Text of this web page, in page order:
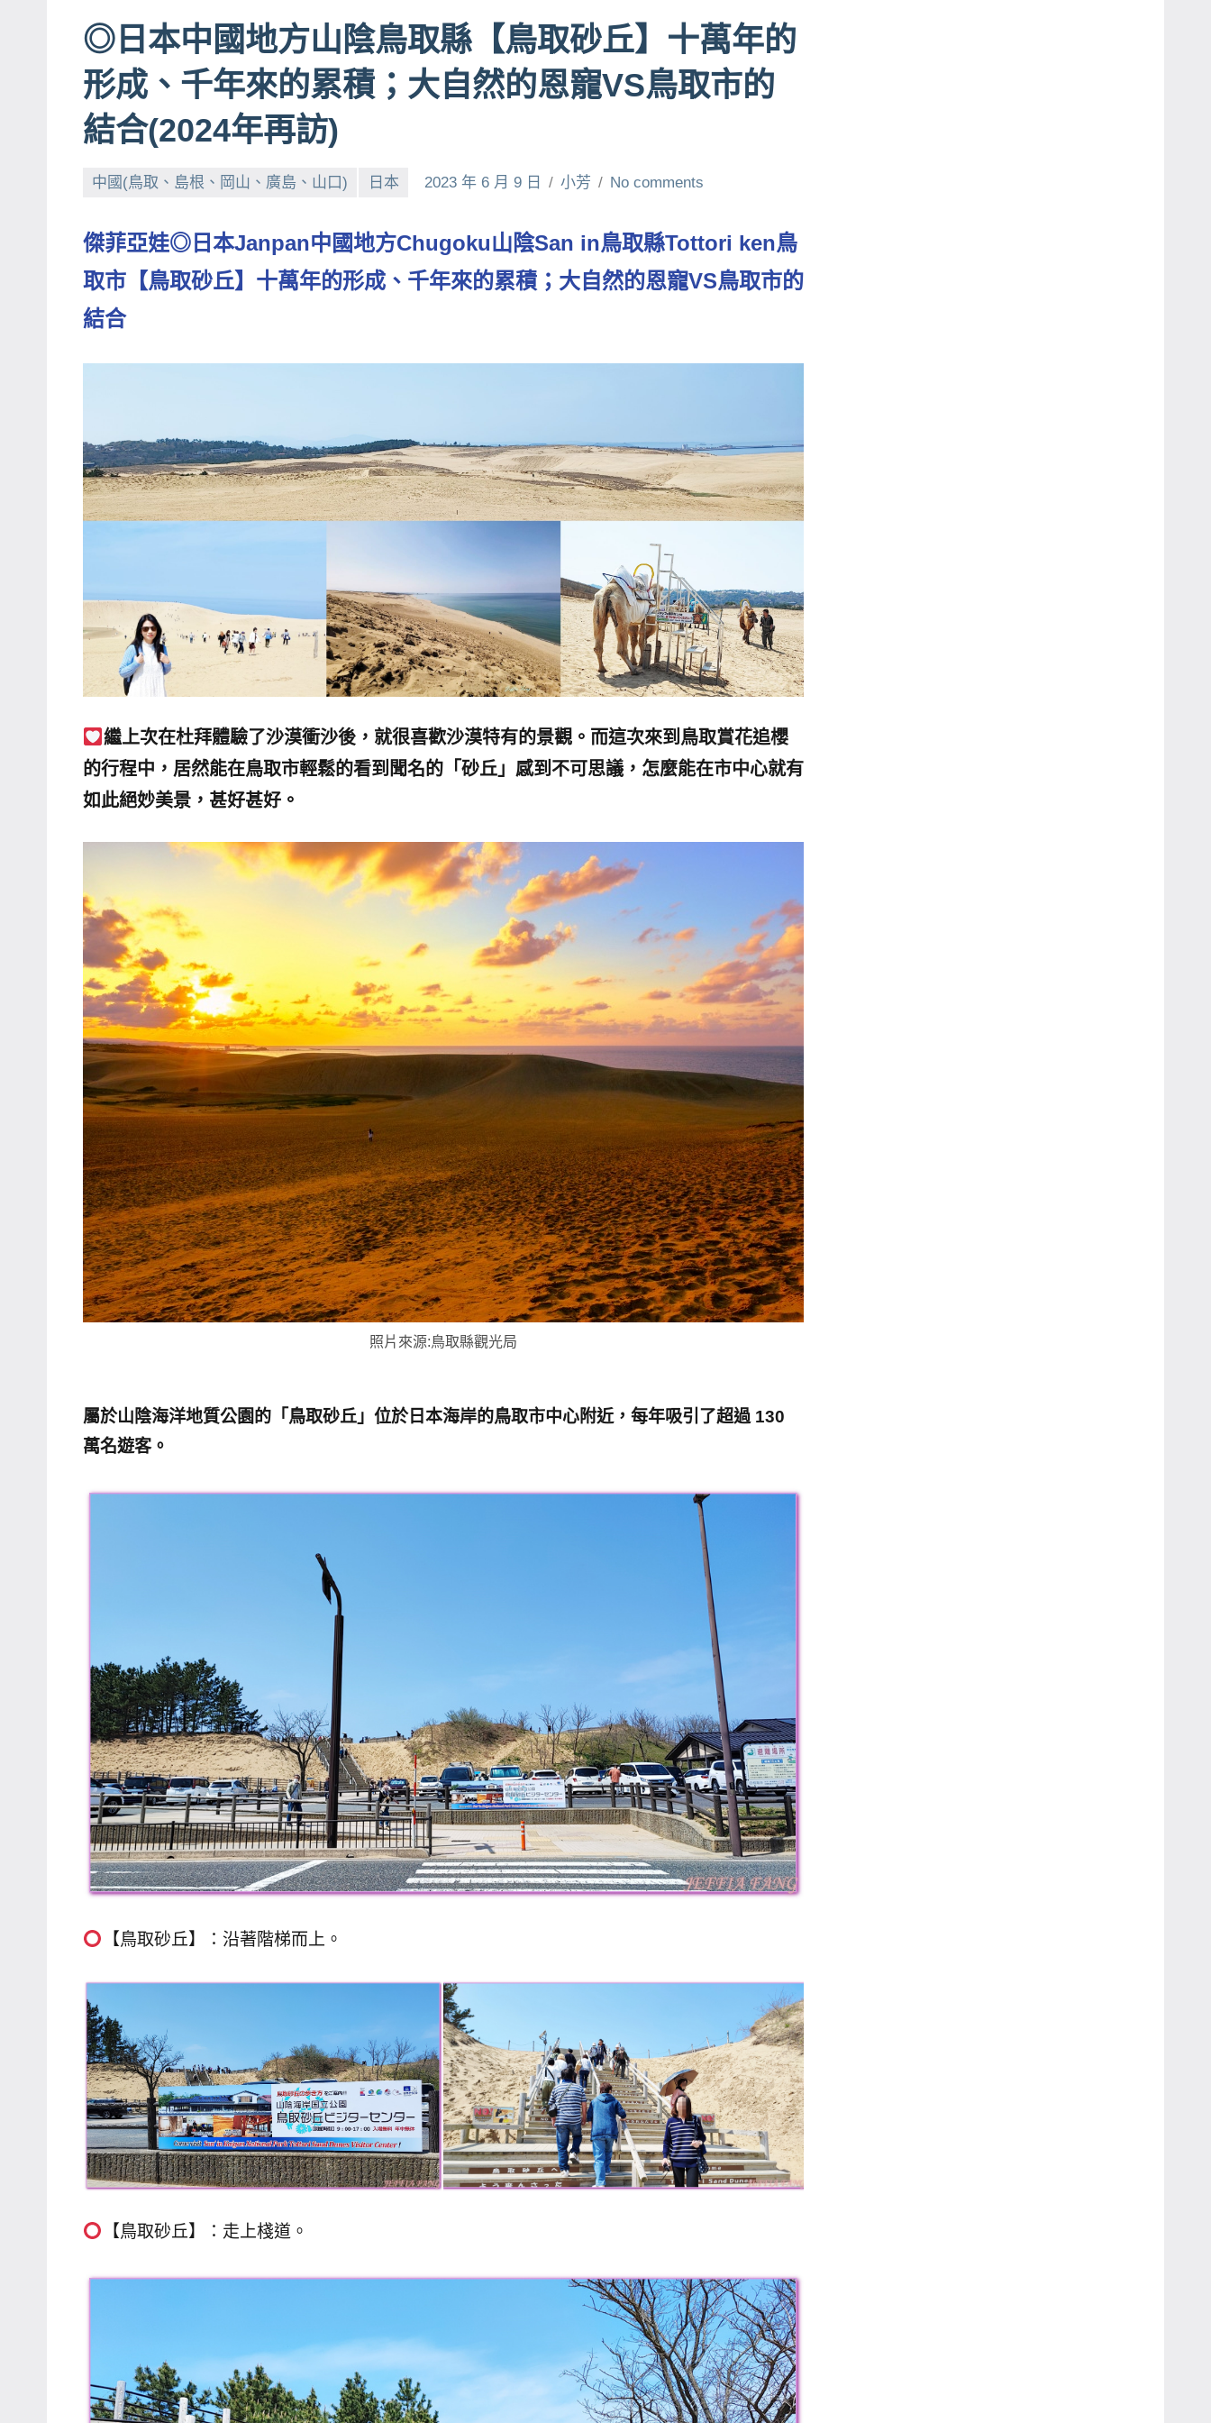
賓、
News
金
探
號
目
外
景
目
窟
泰
國
作
者、
各
會
及
活
動
校
企
講
座、
部
落
客
及
旅
遊
雜
誌
專
欄、
觀
光
達
人
象。
◎日本中國地方山陰鳥取縣【鳥取砂丘】十萬年的
形成、千年來的累積；大自然的恩寵VS鳥取市的
結合(2024年再訪)
中國(鳥取、島根、岡山、廣島、山口) 日本 2023 年 6 月 9 日 小芳 No comments
傑菲亞娃◎日本Janpan中國地方Chugoku山陰San in鳥取縣Tottori ken鳥
取市【鳥取砂丘】十萬年的形成、千年來的累積；大自然的恩寵VS鳥取市的
結合
繼上次在杜拜體驗了沙漠衝沙後，就很喜歡沙漠特有的景觀。而這次來到鳥取賞花追櫻
的行程中，居然能在鳥取市輕鬆的看到聞名的「砂丘」感到不可思議，怎麼能在市中心就有
如此絕妙美景，甚好甚好。
照片來源:鳥取縣觀光局
屬於山陰海洋地質公園的「鳥取砂丘」位於日本海岸的鳥取市中心附近，每年吸引了超過 130
萬名遊客。
【鳥取砂丘】：沿著階梯而上。
【鳥取砂丘】：走上棧道。